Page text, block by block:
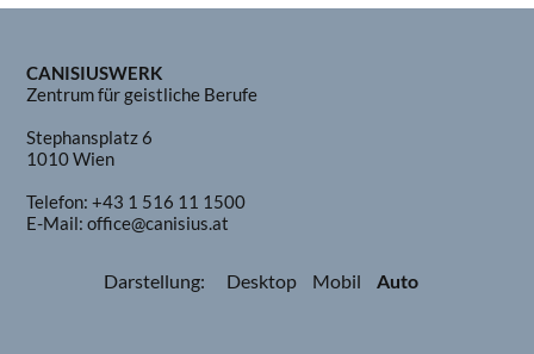
CANISIUSWERK
Zentrum für geistliche Berufe
Stephansplatz 6
1010 Wien
Telefon:+43 1 516 11 1500
E-Mail:office@canisius.at
Darstellung: Desktop Mobil Auto